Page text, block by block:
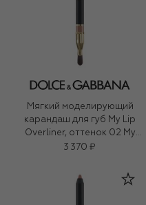
Мягкий моделирующий
карандаш для губ My Lip
Overliner, оттенок 02 My
Brownie Nude (1,2g)
3 370 ₽